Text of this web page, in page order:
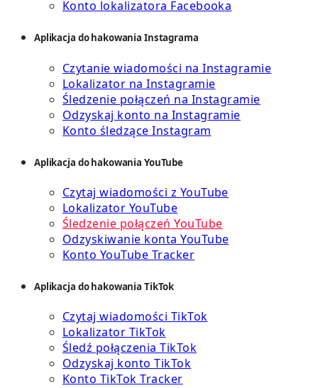
Konto lokalizatora Facebooka
Aplikacja do hakowania Instagrama
Czytanie wiadomości na Instagramie
Lokalizator na Instagramie
Śledzenie połączeń na Instagramie
Odzyskaj konto na Instagramie
Konto śledzące Instagram
Aplikacja do hakowania YouTube
Czytaj wiadomości z YouTube
Lokalizator YouTube
Śledzenie połączeń YouTube
Odzyskiwanie konta YouTube
Konto YouTube Tracker
Aplikacja do hakowania TikTok
Czytaj wiadomości TikTok
Lokalizator TikTok
Śledź połączenia TikTok
Odzyskaj konto TikTok
Konto TikTok Tracker